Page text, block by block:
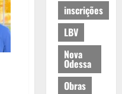
inscrições
LBV
Nova
Odessa
Obras